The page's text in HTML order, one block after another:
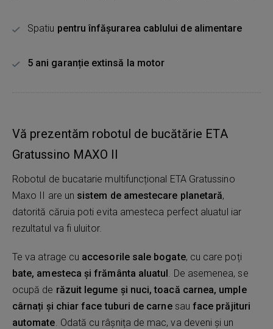
Spatiu pentru înfășurarea cablului de alimentare
5 ani garanție extinsă la motor
Vă prezentăm robotul de bucătărie ETA
Gratussino MAXO II
Robotul de bucatarie multifuncțional ETA Gratussino
Maxo II are un sistem de amestecare planetară,
datorită căruia poti evita amesteca perfect aluatul iar
rezultatul va fi uluitor.
Te va atrage cu accesorile sale bogate, cu care poți
bate, amesteca și frământa aluatul. De asemenea, se
ocupă de răzuit legume și nuci, toacă carnea, umple
cârnați și chiar face tuburi de carne sau face prăjituri
automate. Odată cu râșnița de mac, va deveni și un